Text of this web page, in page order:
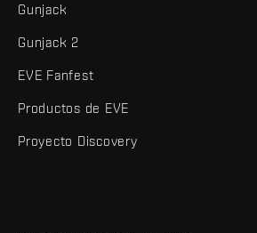
Gunjack
Gunjack 2
EVE Fanfest
Productos de EVE
Proyecto Discovery